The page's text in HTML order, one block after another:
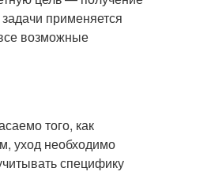
применяется
возможные
того, как
уход необходимо
специфику